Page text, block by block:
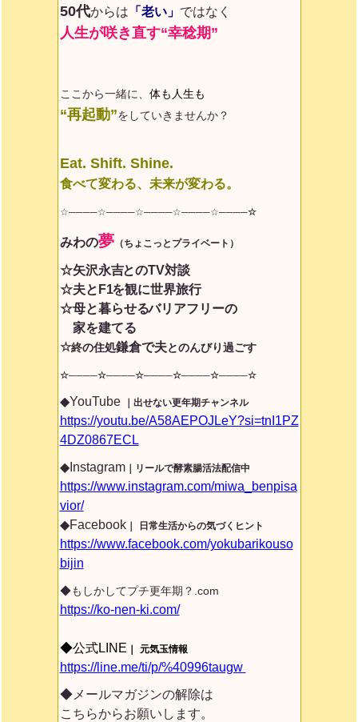
50代からは 「老い」 ではなく
人生が咲き直す“幸稔期”
ここから一緒に、 体も人生も
“再起動”をしていきませんか？
Eat. Shift. Shine.
食べて変わる、未来が変わる。
☆────☆────☆────☆────☆────☆
みわの夢（ちょこっとプライベート）
☆矢沢永吉とのTV対談
☆夫とF1を観に世界旅行
☆母と暮らせるバリアフリーの
家を建てる
☆終の住処鎌倉で夫とのんびり過ごす
☆────☆────☆────☆────☆────☆
◆YouTube ｜出せない更年期チャンネル
https://youtu.be/A58AEPOJLeY?si=tnI1PZ
4DZ0867ECL
◆Instagram｜リールで酵素腸活法配信中
https://www.instagram.com/miwa_benpisa
vior/
◆Facebook｜ 日常生活からの気づくヒント
https://www.facebook.com/yokubarikouso
bijin
◆もしかしてプチ更年期？.com
https://ko-nen-ki.com/
◆公式LINE 元気玉情報
https://line.me/ti/p/%40996taugw
◆メールマガジンの解除は
こちらからお願いします。